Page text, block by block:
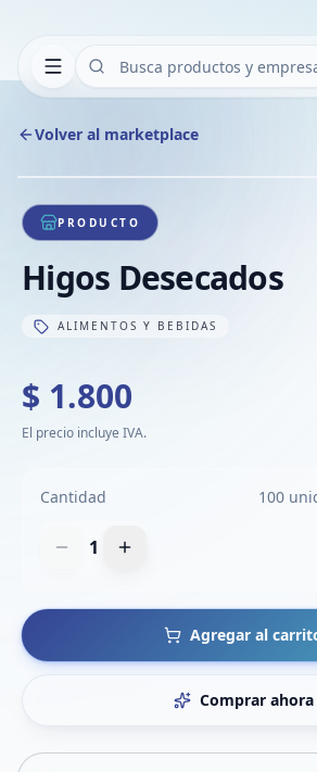
Volver al marketplace
1/1
PRODUCTO
Higos Desecados
ALIMENTOS Y BEBIDAS
$ 1.800
El precio incluye IVA.
Cantidad 100
1
Agregar al
Comprar ahora